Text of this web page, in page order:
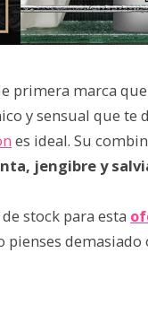
primera marca
y sensual que te
es ideal. Su
jengibre y
stock para esta
demasiado